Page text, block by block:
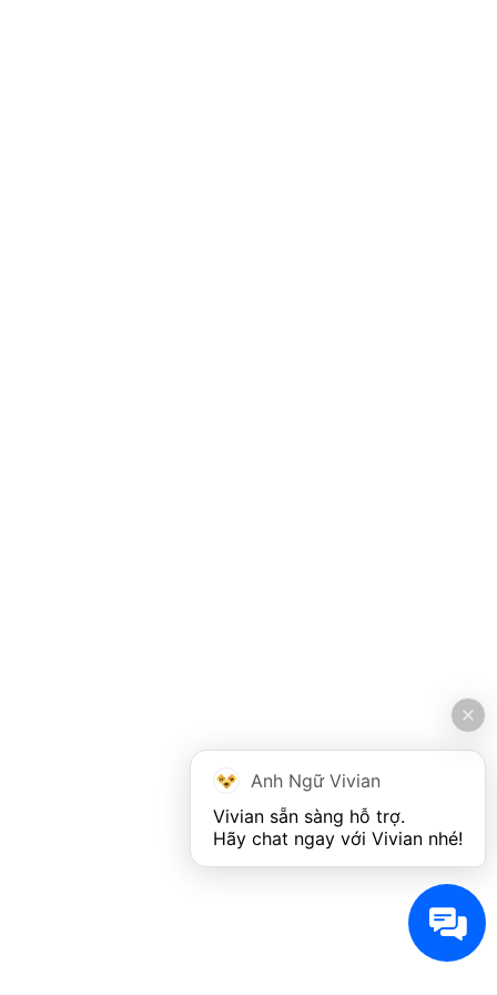
Anh Ngữ Vivian
Vivian sẵn sàng hỗ trợ.
Hãy chat ngay với Vivian nhé!